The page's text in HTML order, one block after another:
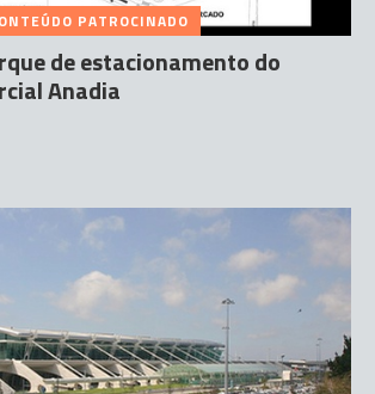
PATROCINADO
de estacionamento do
Anadia